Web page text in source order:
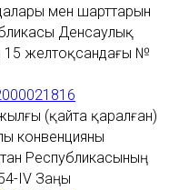
мен шарттарын
Денсаулық
15 желтоқсандағы №
(қайта қаралған)
конвенцияны
Республикасының
IV Заңы